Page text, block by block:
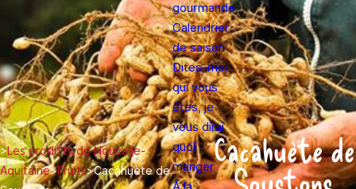
gourmande
Calendrier
de saison
Dites-moi
qui vous
êtes, je
vous dirai
quoi
manger
>Les produits de Nouvelle-
Aquitaine>Fruits>Cacahuète de
Cacahuète de
Soustons